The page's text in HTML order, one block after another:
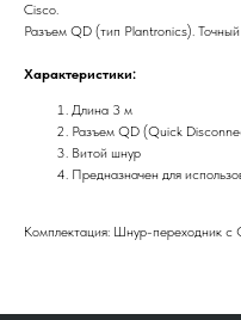
Cisco.
Разъем QD (тип Plantronics).
Характеристики:
Длина 3 м
Разъем QD (Quick
Витой шнур
Предназначен для
Комплектация: Шнур-переходник с